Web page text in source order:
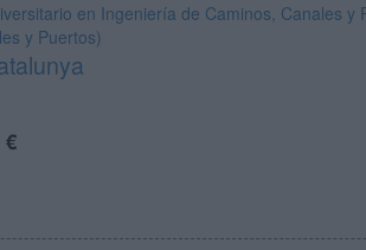
en Ingeniería de Caminos, Canales y
y Puertos)
€